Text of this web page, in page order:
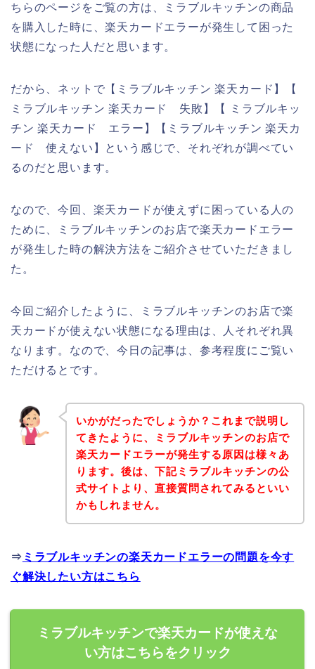
ちらのページをご覧の方は、ミラブルキッチンの商品
を購入した時に、楽天カードエラーが発生して困った
状態になった人だと思います。
だから、ネットで【ミラブルキッチン 楽天カード】【
ミラブルキッチン 楽天カード 失敗】【 ミラブルキッ
チン 楽天カード エラー】【ミラブルキッチン 楽天カ
ード 使えない】という感じで、それぞれが調べてい
るのだと思います。
なので、今回、楽天カードが使えずに困っている人の
ために、ミラブルキッチンのお店で楽天カードエラー
が発生した時の解決方法をご紹介させていただきまし
た。
今回ご紹介したように、ミラブルキッチンのお店で楽
天カードが使えない状態になる理由は、人それぞれ異
なります。なので、今日の記事は、参考程度にご覧い
ただけるとです。
いかがだったでしょうか？これまで説明し
てきたように、ミラブルキッチンのお店で
楽天カードエラーが発生する原因は様々あ
ります。後は、下記ミラブルキッチンの公
式サイトより、直接質問されてみるといい
かもしれません。
⇒ ミラブルキッチンの楽天カードエラーの問題を今す
ぐ解決したい方はこちら
ミラブルキッチンで楽天カードが使えな
い方はこちらをクリック